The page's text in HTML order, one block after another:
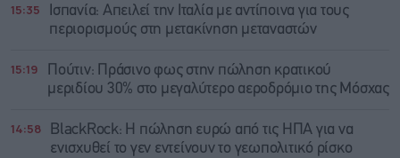
15:35
Ισπανία: Απειλεί την Ιταλία με αντίποινα για τους
περιορισμούς στη μετακίνηση μεταναστών
15:19
Πούτιν: Πράσινο φως στην πώληση κρατικού
μεριδίου 30% στο μεγαλύτερο αεροδρόμιο της Μόσχας
14:58
BlackRock: Η πώληση ευρώ από τις ΗΠΑ για να
ενισχυθεί το γεν εντείνουν το γεωπολιτικό ρίσκο